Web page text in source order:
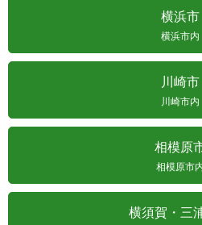
横浜市
横浜市内
川崎市
川崎市内
相模原
相模原市
横須賀・三